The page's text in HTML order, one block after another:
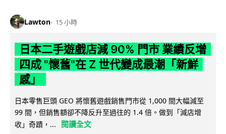
Lawton 15 小時
日本二手遊戲店減 90% 門市 業績反增
四成 "懷舊"在 Z 世代變成最潮「新鮮
感」
日本零售巨頭 GEO 將懷舊遊戲銷售門市從 1,000 間大幅減至
99 間，但銷售額卻不降反升至過往的 1.4 倍。做到「減店增
收」奇蹟，...
閱讀全文